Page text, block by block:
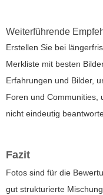
Weiterführende
Erstellen Sie bei
Merkliste mit besten
Erfahrungen und Bilder,
Foren und Communities,
nicht eindeutig
Fazit
Fotos sind für die
gut strukturierte